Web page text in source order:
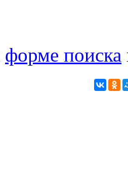
форме поиска